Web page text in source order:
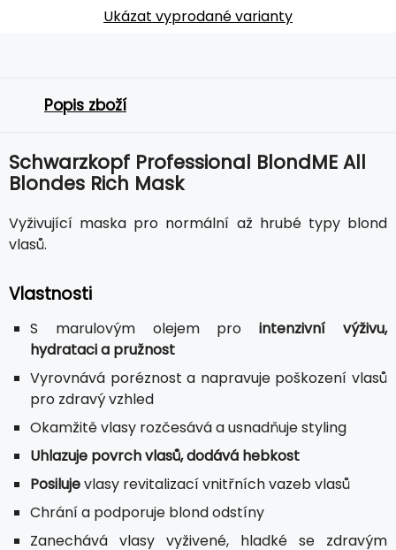
Ukázat vyprodané varianty
Popis zboží
Schwarzkopf Professional BlondME All
Blondes Rich Mask
Vyživující maska pro normální až hrubé typy blond
vlasů.
Vlastnosti
S marulovým olejem prointenzivní výživu,
hydrataci a pružnost
Vyrovnává poréznost a napravuje poškození vlasů
pro zdravý vzhled
Okamžitě vlasy rozčesává a usnadňuje styling
Uhlazuje povrch vlasů, dodává hebkost
Posilujevlasy revitalizací vnitřních vazeb vlasů
Chrání a podporuje blond odstíny
Zanechává vlasy vyživené, hladké se zdravým